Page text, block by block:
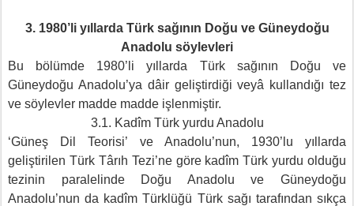
3. 1980’li yıllarda Türk sağının Doğu ve Güneydoğu
Anadolu söylevleri
Bu bölümde 1980’li yıllarda Türk sağının Doğu ve
Güneydoğu Anadolu’ya dâir geliştirdiği veyâ kullandığı tez
ve söylevler madde madde işlenmiştir.
3.1. Kadîm Türk yurdu Anadolu
‘Güneş Dil Teorisi’ ve Anadolu’nun, 1930’lu yıllarda
geliştirilen Türk Târıh Tezi’ne göre kadîm Türk yurdu olduğu
tezinin paralelinde Doğu Anadolu ve Güneydoğu
Anadolu’nun da kadîm Türklüğü Türk sağı tarafından sıkça